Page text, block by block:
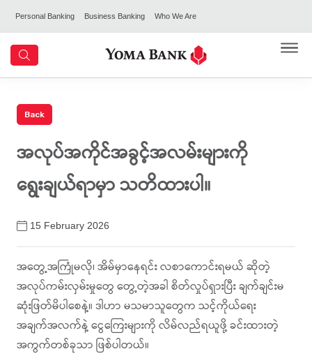
Personal Banking Business Banking Who We Are
အလုပ်အကိုင်အခွင့်အလမ်းများကို
ရွေးချယ်ရာမှာ သတိထားပါ။
15 February 2026
အတွေ့အကြုံမလို၊ အိမ်မှာနေရင်း လစာကောင်းရမယ် ဆိုတဲ့
အလုပ်ကမ်းလှမ်းမှုတွေ တွေ့တဲ့အခါ စိတ်လှုပ်ရှားပြီး ချက်ချင်းမ
ဆုံးဖြတ်မိပါစေနဲ့။ ဒါဟာ မသမာသူတွေက သင့်ကိုယ်ရေး
အချက်အလက်နဲ့ ငွေကြေးများကို လိမ်လည်ရယူဖို့ ခင်းထားတဲ့
အကွက်တစ်ခုသာ ဖြစ်ပါတယ်။